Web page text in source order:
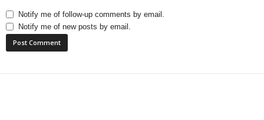
Notify me of follow-up comments by email.
Notify me of new posts by email.